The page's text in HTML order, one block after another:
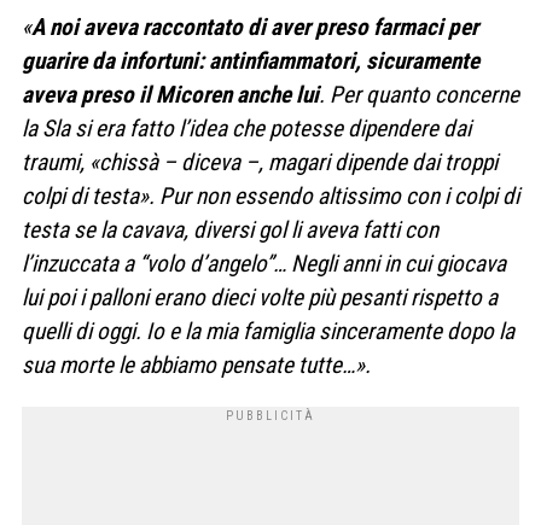
«A noi aveva raccontato di aver preso farmaci per
guarire da infortuni: antinfiammatori, sicuramente
aveva preso il Micoren anche lui. Per quanto concerne
la Sla si era fatto l’idea che potesse dipendere dai
traumi, «chissà – diceva –, magari dipende dai troppi
colpi di testa». Pur non essendo altissimo con i colpi di
testa se la cavava, diversi gol li aveva fatti con
l’inzuccata a “volo d’angelo”… Negli anni in cui giocava
lui poi i palloni erano dieci volte più pesanti rispetto a
quelli di oggi. Io e la mia famiglia sinceramente dopo la
sua morte le abbiamo pensate tutte…».